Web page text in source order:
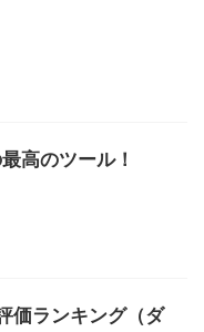
高のツール！
価ランキング（ダ